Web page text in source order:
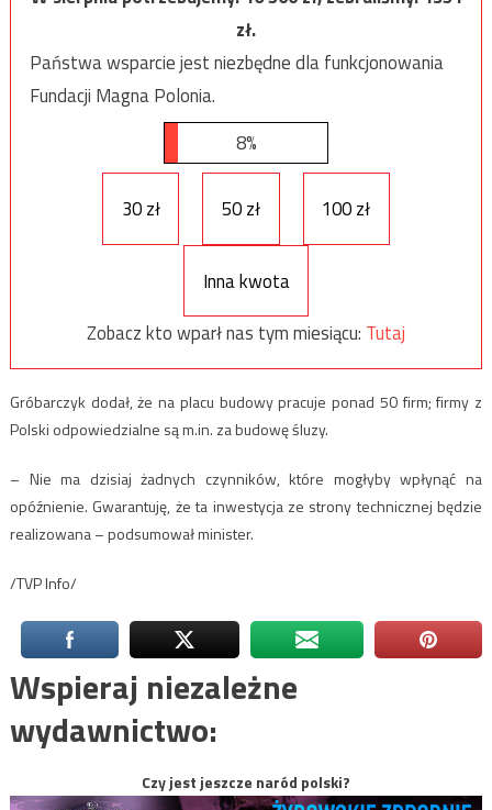
zł.
Państwa wsparcie jest niezbędne dla funkcjonowania
Fundacji Magna Polonia.
8%
30 zł 50 zł 100 zł
Inna kwota
Zobacz kto wparł nas tym miesiącu: Tutaj
Gróbarczyk dodał, że na placu budowy pracuje ponad 50 firm; firmy z
Polski odpowiedzialne są m.in. za budowę śluzy.
– Nie ma dzisiaj żadnych czynników, które mogłyby wpłynąć na
opóźnienie. Gwarantuję, że ta inwestycja ze strony technicznej będzie
realizowana – podsumował minister.
/TVP Info/
Wspieraj niezależne
wydawnictwo:
Czy jest jeszcze naród polski?